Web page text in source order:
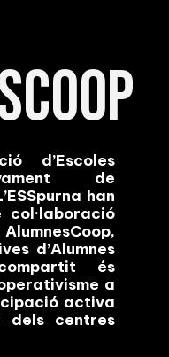
d’Escoles
de
han
d’Alumnes
compartit és
a
activa
centres